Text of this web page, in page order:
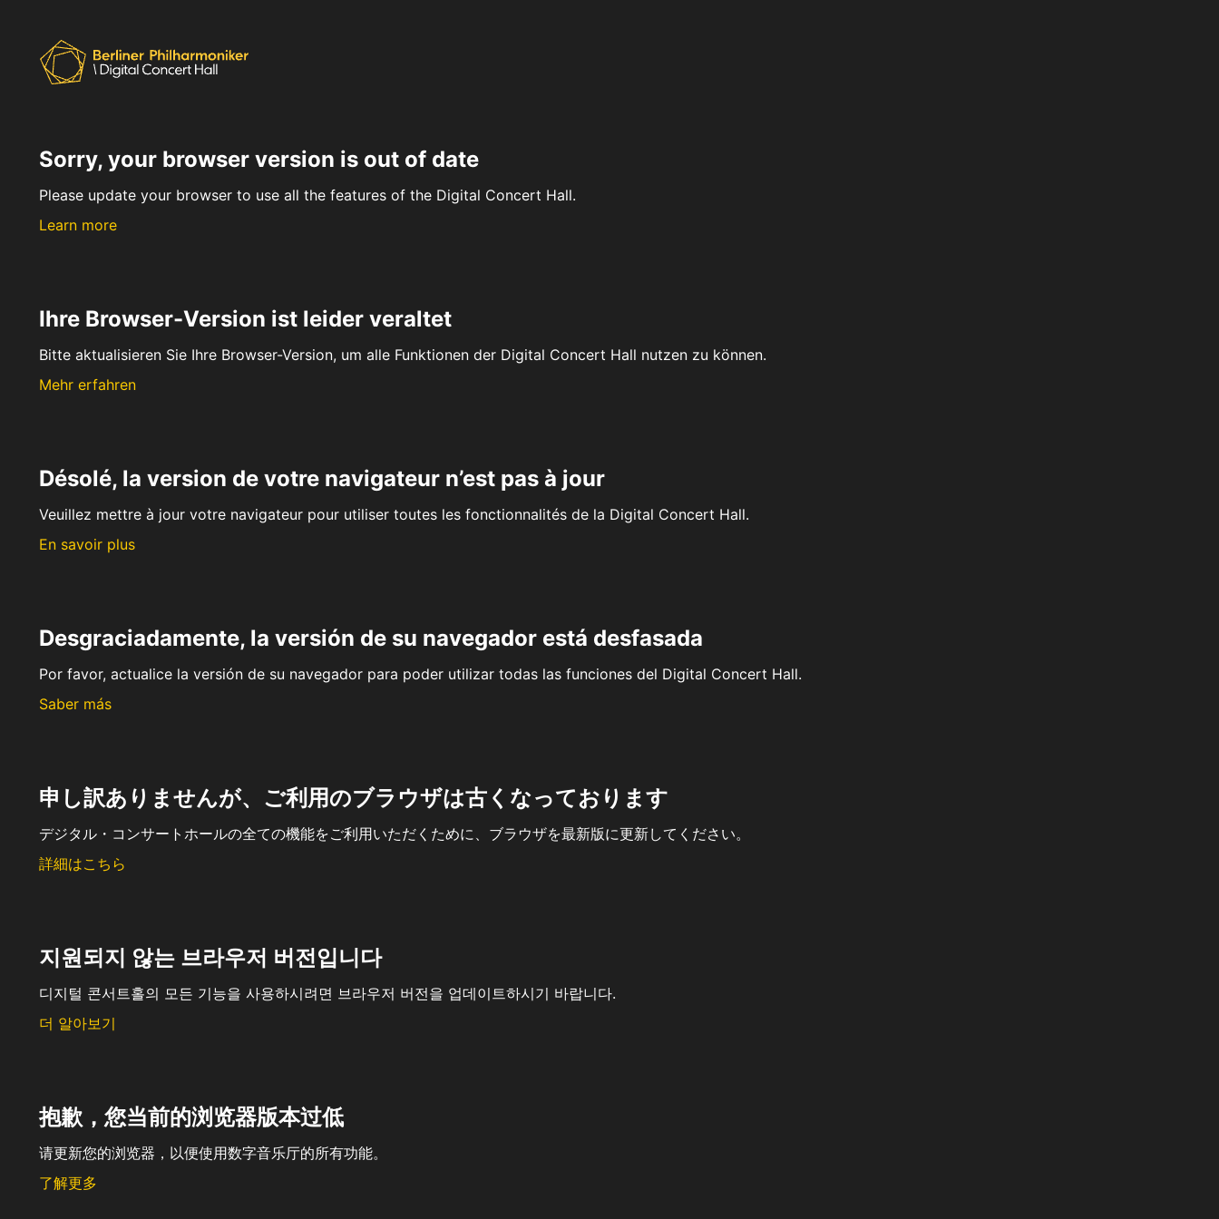
Sorry, your browser version is out of date
Please update your browser to use all the features of the Digital Concert Hall.
Learn more
Ihre Browser-Version ist leider veraltet
Bitte aktualisieren Sie Ihre Browser-Version, um alle Funktionen der Digital Concert Hall nutzen zu können.
Mehr erfahren
Désolé, la version de votre navigateur n’est pas à jour
Veuillez mettre à jour votre navigateur pour utiliser toutes les fonctionnalités de la Digital Concert Hall.
En savoir plus
Desgraciadamente, la versión de su navegador está desfasada
Por favor, actualice la versión de su navegador para poder utilizar todas las funciones del Digital Concert Hall.
Saber más
申し訳ありませんが、ご利用のブラウザは古くなっております
デジタル・コンサートホールの全ての機能をご利用いただくために、ブラウザを最新版に更新してください。
詳細はこちら
지원되지 않는 브라우저 버전입니다
디지털 콘서트홀의 모든 기능을 사용하시려면 브라우저 버전을 업데이트하시기 바랍니다.
더 알아보기
抱歉，您当前的浏览器版本过低
请更新您的浏览器，以便使用数字音乐厅的所有功能。
了解更多